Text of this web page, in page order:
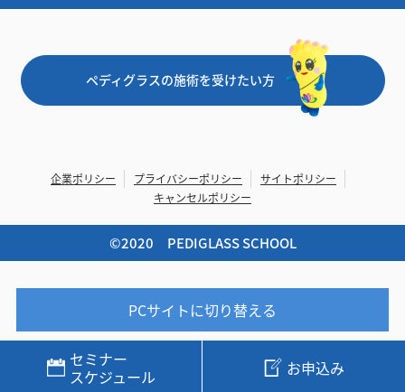
セミナー
スケジュール
お申込み
ペディグラスの施術を受けたい方
企業ポリシー プライバシーポリシー
サイトポリシー
キャンセルポリシー
©︎2020 PEDIGLASS SCHOOL
PCサイトに切り替える